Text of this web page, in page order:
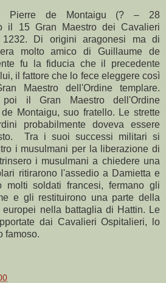
Pierre de Montaigu (? – 28
il 15 Gran Maestro dei Cavalieri
Di origini aragonesi ma di
molto amico di Guillaume de
fu la fiducia che il precedente
il fattore che lo fece eleggere così
Maestro dell'Ordine templare.
il Gran Maestro dell'Ordine
Montaigu, suo fratello. Le strette
probabilmente doveva essere
Tra i suoi successi militari si
i musulmani per la liberazione di
i musulmani a chiedere una
ritirarono l'assedio a Damietta e
molti soldati francesi, fermano gli
e gli restituirono una parte della
nella battaglia di Hattin. Le
dai Cavalieri Ospitalieri, lo
famoso.